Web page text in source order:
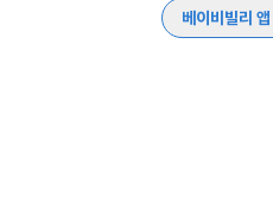
베이비빌리 앱